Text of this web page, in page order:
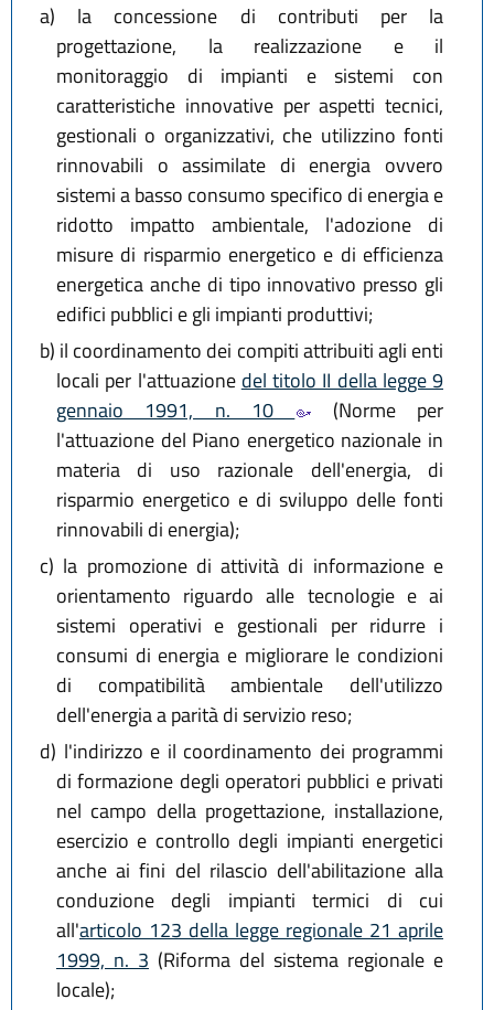
a) la concessione di contributi per la
progettazione, la realizzazione e il
monitoraggio di impianti e sistemi con
caratteristiche innovative per aspetti tecnici,
gestionali o organizzativi, che utilizzino fonti
rinnovabili o assimilate di energia ovvero
sistemi a basso consumo specifico di energia e
ridotto impatto ambientale, l'adozione di
misure di risparmio energetico e di efficienza
energetica anche di tipo innovativo presso gli
edifici pubblici e gli impianti produttivi;
b) il coordinamento dei compiti attribuiti agli enti
locali per l'attuazione del titolo II della legge 9
gennaio 1991, n. 10
(Norme per
l'attuazione del Piano energetico nazionale in
materia di uso razionale dell'energia, di
risparmio energetico e di sviluppo delle fonti
rinnovabili di energia);
c) la promozione di attività di informazione e
orientamento riguardo alle tecnologie e ai
sistemi operativi e gestionali per ridurre i
consumi di energia e migliorare le condizioni
di compatibilità ambientale dell'utilizzo
dell'energia a parità di servizio reso;
d) l'indirizzo e il coordinamento dei programmi
di formazione degli operatori pubblici e privati
nel campo della progettazione, installazione,
esercizio e controllo degli impianti energetici
anche ai fini del rilascio dell'abilitazione alla
conduzione degli impianti termici di cui
all'articolo 123 della legge regionale 21 aprile
1999, n. 3 (Riforma del sistema regionale e
locale);